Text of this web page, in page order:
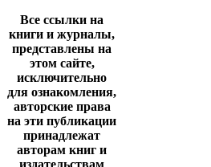
Все ссылки на
книги и журналы,
представлены на
этом сайте,
исключительно
для ознакомления,
авторские права
на эти публикации
принадлежат
авторам книг и
издательствам